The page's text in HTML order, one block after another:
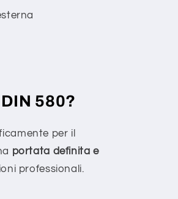
580?
per il
portata definita e
professionali.